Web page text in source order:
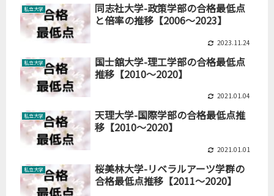
私立大学
同志社大学-政策学部の合格最低点
と倍率の推移【2006～2023】
2023.11.24
私立大学
国士舘大学-理工学部の合格最低点
推移【2010～2020】
2021.01.04
私立大学
天理大学-国際学部の合格最低点推
移【2010～2020】
2021.01.01
私立大学
桜美林大学-リベラルアーツ学群の
合格最低点推移【2011～2020】